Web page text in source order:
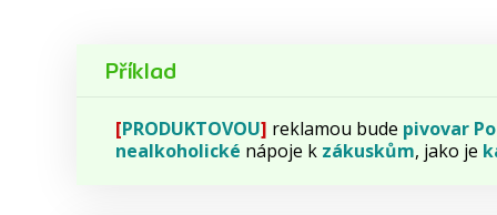
Příklad
[PRODUKTOVOU] reklamou bude pivovar
nealkoholické nápoje k zákuskům, jako je